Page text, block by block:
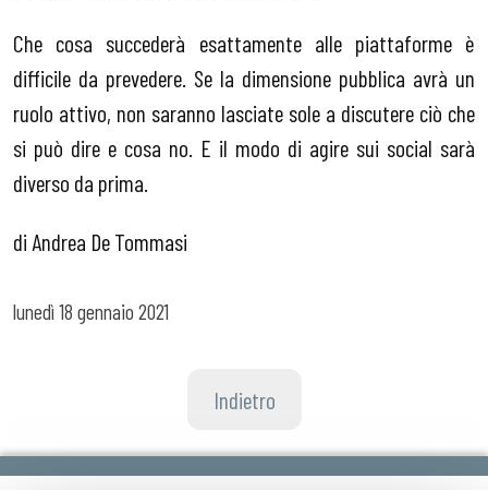
Che cosa succederà esattamente alle piattaforme è
difficile da prevedere. Se la dimensione pubblica avrà un
ruolo attivo, non saranno lasciate sole a discutere ciò che
si può dire e cosa no. E il modo di agire sui social sarà
diverso da prima.
di Andrea De Tommasi
lunedì 18 gennaio 2021
Indietro